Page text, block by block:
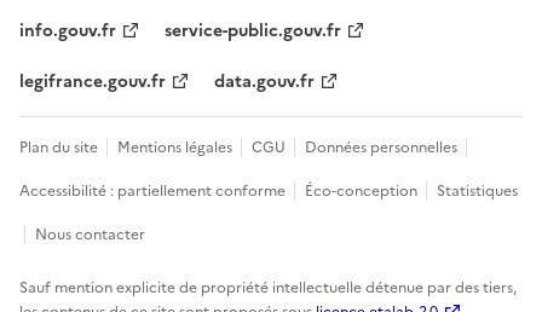
info.gouv.fr
service-public.gouv.fr
legifrance.gouv.fr
data.gouv.fr
Plan du site Mentions légales CGU
Données personnelles
Accessibilité : partiellement conforme
Éco-conception
Statistiques
Nous contacter
Sauf mention explicite de propriété intellectuelle détenue par des tiers,